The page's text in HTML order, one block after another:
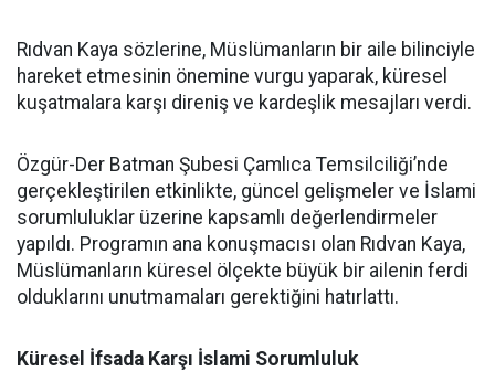
Rıdvan Kaya sözlerine, Müslümanların bir aile bilinciyle
hareket etmesinin önemine vurgu yaparak, küresel
kuşatmalara karşı direniş ve kardeşlik mesajları verdi.
Özgür-Der Batman Şubesi Çamlıca Temsilciliği’nde
gerçekleştirilen etkinlikte, güncel gelişmeler ve İslami
sorumluluklar üzerine kapsamlı değerlendirmeler
yapıldı. Programın ana konuşmacısı olan Rıdvan Kaya,
Müslümanların küresel ölçekte büyük bir ailenin ferdi
olduklarını unutmamaları gerektiğini hatırlattı.
Küresel İfsada Karşı İslami Sorumluluk